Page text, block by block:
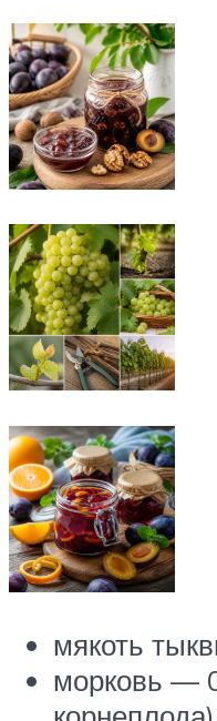
мякоть
морковь —